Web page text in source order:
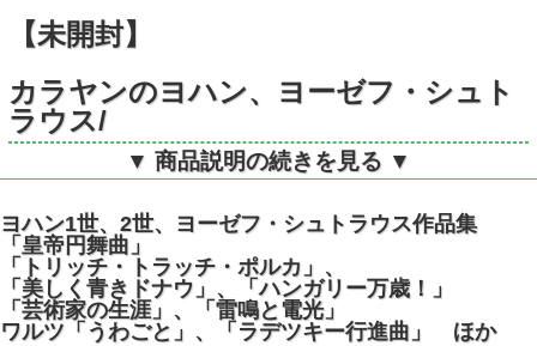
【未開封】
カラヤンのヨハン、ヨーゼフ・シュト
ラウス/
ワルツ、ポルカ、マーチ、序曲集
独DGG 2741003 STEREO デジタ
ル 3LP
▼ 商品説明の続きを見る ▼
ヨハン1世、2世、ヨーゼフ・シュトラウス作品集
「皇帝円舞曲」
「トリッチ・トラッチ・ポルカ」、
「美しく青きドナウ」、「ハンガリー万歳！」
「芸術家の生涯」、「雷鳴と電光」
ワルツ「うわごと」、「ラデツキー行進曲」 ほか